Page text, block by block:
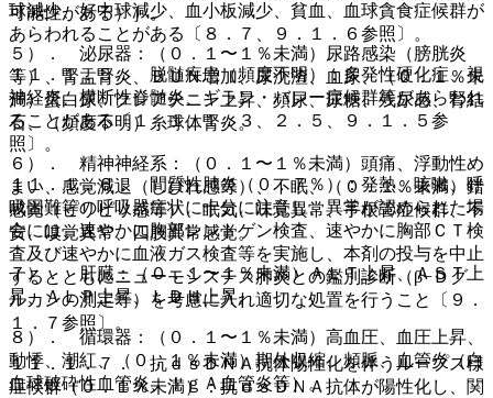
可能性がある）］。
５）． 泌尿器：（０．１〜１％未満）尿路感染（膀胱炎
等）、腎盂腎炎、ＢＵＮ増加、尿沈渣、血尿、（０．１％未
満）蛋白尿、クレアチニン上昇、頻尿、尿糖、残尿感、腎結
石、（頻度不明）糸球体腎炎。
６）． 精神神経系：（０．１〜１％未満）頭痛、浮動性め
まい、感覚減退（しびれ感等）、不眠、（０．１％未満）錯
感覚（ピリピリ感等）、眠気、味覚異常、手根管症候群、不
安、嗅覚異常、四肢異常感覚。
７）． 肝臓：（０．１〜１％未満）ＡＬＴ上昇、ＡＳＴ上
昇、ＡＬＰ上昇、ＬＤＨ上昇。
８）． 循環器：（０．１〜１％未満）高血圧、血圧上昇、
動悸、潮紅、（０．１％未満）期外収縮、頻脈、血管炎（白
血球破砕性血管炎、ＩｇＡ血管炎等）。
球減少、好中球減少、血小板減少、貧血、血球貪食症候群が
あらわれることがある〔８．７、９．１．６参照〕。
１１．１．５． 脱髄疾患（頻度不明）：多発性硬化症、視
神経炎、横断性脊髄炎、ギラン・バレー症候群等があらわれ
ることがある〔１．１、１．３、２．５、９．１．５参
照〕。
１１．１．６． 間質性肺炎（０．７％）：発熱、咳嗽、呼
吸困難等の呼吸器症状に十分に注意し、異常が認められた場
合には、速やかに胸部レントゲン検査、速やかに胸部ＣＴ検
査及び速やかに血液ガス検査等を実施し、本剤の投与を中止
するとともにニューモシスチス肺炎との鑑別診断（β−Ｄグ
ルカンの測定等）を考慮に入れ適切な処置を行うこと〔９．
１．７参照〕。
１１．１．７． 抗ｄｓＤＮＡ抗体陽性化を伴うループス様
症候群（０．１％未満）：抗ｄｓＤＮＡ抗体が陽性化し、関